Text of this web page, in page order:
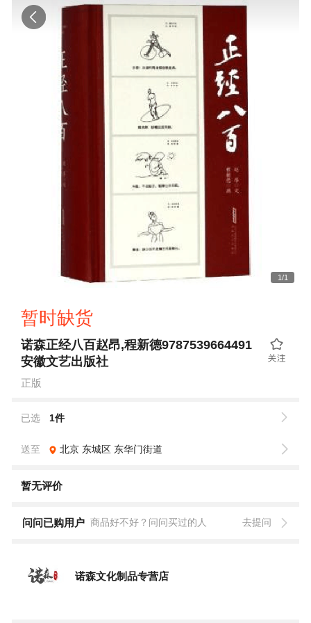
1/1
暂时缺货
诺森正经八百赵昂,程新德9787539664491
安徽文艺出版社
正版
已选 1件
送至 北京 东城区 东华门街道
暂无评价
问问已购用户 商品好不好？问问买过的人 去提问
诺森文化制品专营店